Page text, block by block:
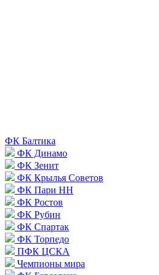
ФК Балтика
ФК Динамо
ФК Зенит
ФК Крылья Советов
ФК Пари НН
ФК Ростов
ФК Рубин
ФК Спартак
ФК Торпедо
ПФК ЦСКА
Чемпионы мира